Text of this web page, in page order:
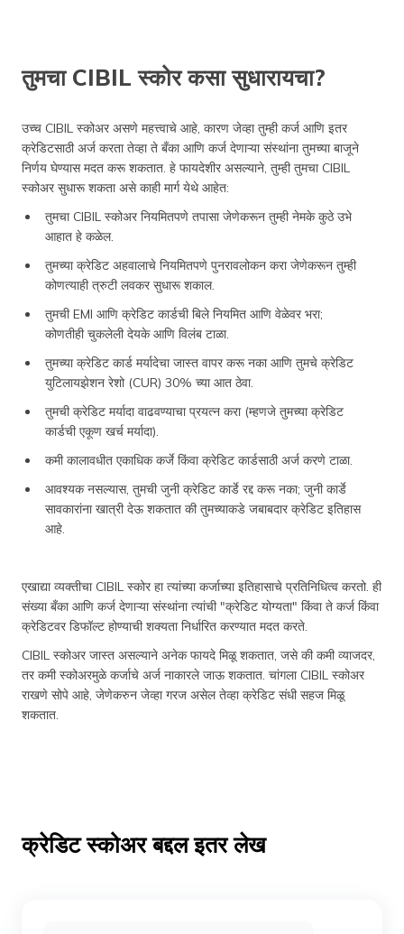
तुमचा CIBIL स्कोर कसा सुधारायचा?
उच्च CIBIL स्कोअर असणे महत्त्वाचे आहे, कारण जेव्हा तुम्ही कर्ज आणि इतर
क्रेडिटसाठी अर्ज करता तेव्हा ते बँका आणि कर्ज देणाऱ्या संस्थांना तुमच्या बाजूने
निर्णय घेण्यास मदत करू शकतात. हे फायदेशीर असल्याने, तुम्ही तुमचा CIBIL
स्कोअर सुधारू शकता असे काही मार्ग येथे आहेत:
तुमचा CIBIL स्कोअर नियमितपणे तपासा जेणेकरून तुम्ही नेमके कुठे उभे
आहात हे कळेल.
तुमच्या क्रेडिट अहवालाचे नियमितपणे पुनरावलोकन करा जेणेकरून तुम्ही
कोणत्याही त्रुटी लवकर सुधारू शकाल.
तुमची EMI आणि क्रेडिट कार्डची बिले नियमित आणि वेळेवर भरा;
कोणतीही चुकलेली देयके आणि विलंब टाळा.
तुमच्या क्रेडिट कार्ड मर्यादेचा जास्त वापर करू नका आणि तुमचे क्रेडिट
युटिलायझेशन रेशो (CUR) 30% च्या आत ठेवा.
तुमची क्रेडिट मर्यादा वाढवण्याचा प्रयत्न करा (म्हणजे तुमच्या क्रेडिट
कार्डची एकूण खर्च मर्यादा).
कमी कालावधीत एकाधिक कर्जे किंवा क्रेडिट कार्डसाठी अर्ज करणे टाळा.
आवश्यक नसल्यास, तुमची जुनी क्रेडिट कार्डे रद्द करू नका; जुनी कार्डे
सावकारांना खात्री देऊ शकतात की तुमच्याकडे जबाबदार क्रेडिट इतिहास
आहे.
एखाद्या व्यक्तीचा CIBIL स्कोर हा त्यांच्या कर्जाच्या इतिहासाचे प्रतिनिधित्व करतो. ही
संख्या बँका आणि कर्ज देणाऱ्या संस्थांना त्यांची "क्रेडिट योग्यता" किंवा ते कर्ज किंवा
क्रेडिटवर डिफॉल्ट होण्याची शक्यता निर्धारित करण्यात मदत करते.
CIBIL स्कोअर जास्त असल्‍याने अनेक फायदे मिळू शकतात, जसे की कमी व्याजदर,
तर कमी स्कोअरमुळे कर्जाचे अर्ज नाकारले जाऊ शकतात. चांगला CIBIL स्कोअर
राखणे सोपे आहे, जेणेकरुन जेव्हा गरज असेल तेव्हा क्रेडिट संधी सहज मिळू
शकतात.
क्रेडिट स्कोअर बद्दल इतर लेख